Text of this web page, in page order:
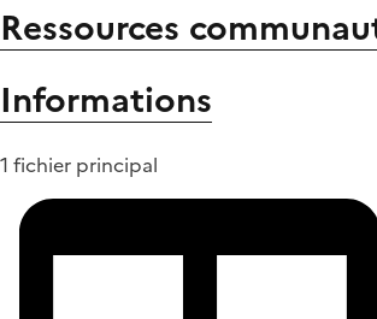
Ressources
Informations
1 fichier principal